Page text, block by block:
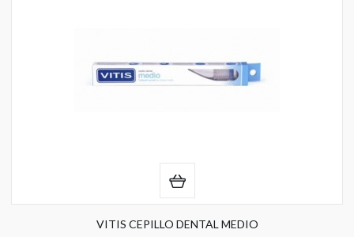
VITIS CEPILLO DENTAL MEDIO